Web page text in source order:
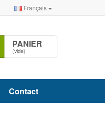
Français
PANIER
(vide)
Contact